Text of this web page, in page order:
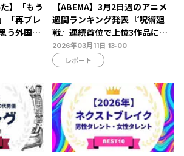
】「もう
「再ブレ
う外国人
ビー・
ーらが
査】
【ABEMA】3月2日週のアニメ
週間ランキング発表 『呪術廻
戦』連続首位で上位3作品に変
動なし
2026年03月11日 13:00
レポート